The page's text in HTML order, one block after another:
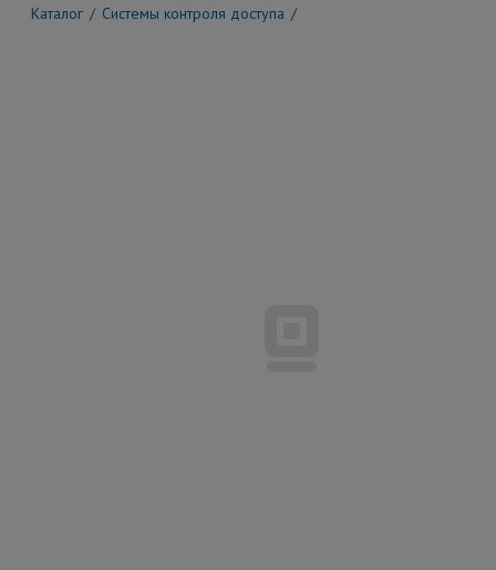
Каталог Системы контроля доступа